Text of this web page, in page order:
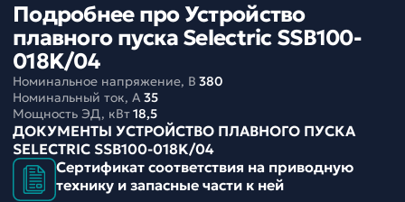
Подробнее про Устройство
плавного пуска Selectric SSB100-
018K/04
Номинальное напряжение, В 380
Номинальный ток, A35
Мощность ЭД, кВт18,5
ДОКУМЕНТЫ УСТРОЙСТВО ПЛАВНОГО ПУСКА
SELECTRIC SSB100-018K/04
Сертификат соответствия на приводную
технику и запасные части к ней